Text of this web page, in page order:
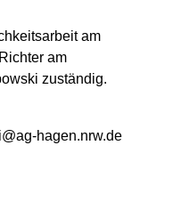
am
am
zuständig.
hagen.nrw.de